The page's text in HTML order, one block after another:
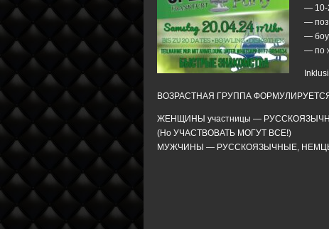
— 10-
—
—
— по
ВОЗРАСТНАЯ ГРУППА ФОРМУЛИРУЕТСЯ
ЖЕНЩИНЫ участницы —
(Но УЧАСТВОВАТЬ МОГУТ ВСЕ!)
МУЖЧИНЫ — РУССКОЯЗЫЧНЫЕ,